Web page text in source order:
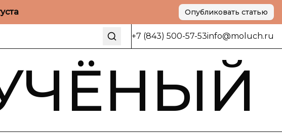
Опубликовать статью
+7 (843) 500-57-53info@moluch.ru